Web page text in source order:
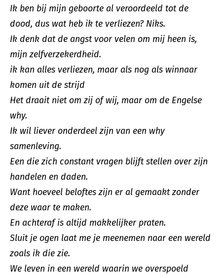
Ik ben bij mijn geboorte al veroordeeld tot de
dood, dus wat heb ik te verliezen? Niks.
Ik denk dat de angst voor velen om mij heen is,
mijn zelfverzekerdheid.
ik kan alles verliezen, maar als nog als winnaar
komen uit de strijd
Het draait niet om zij of wij, maar om de Engelse
why.
Ik wil liever onderdeel zijn van een why
samenleving.
Een die zich constant vragen blijft stellen over zijn
handelen en daden.
Want hoeveel beloftes zijn er al gemaakt zonder
deze waar te maken.
En achteraf is altijd makkelijker praten.
Sluit je ogen laat me je meenemen naar een wereld
zoals ik die zie.
We leven in een wereld waarin we overspoeld